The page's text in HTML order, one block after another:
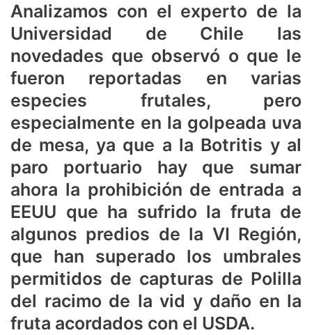
Analizamos con el experto de la
Universidad de Chile las
novedades que observó o que le
fueron reportadas en varias
especies frutales, pero
especialmente en la golpeada uva
de mesa, ya que a la Botritis y al
paro portuario hay que sumar
ahora la prohibición de entrada a
EEUU que ha sufrido la fruta de
algunos predios de la VI Región,
que han superado los umbrales
permitidos de capturas de Polilla
del racimo de la vid y daño en la
fruta acordados con el USDA.